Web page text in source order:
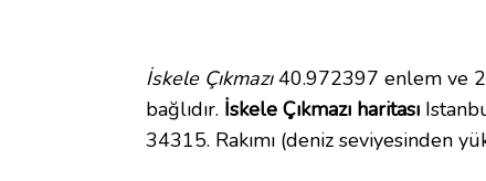
İskele Çıkmazı40.972397 enlem ve
bağlıdır. İskele Çıkmazı haritası
34315. Rakımı (deniz seviyesinden